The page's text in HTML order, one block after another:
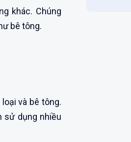
khác. Chúng
bê tông.
và bê tông.
sử dụng nhiều